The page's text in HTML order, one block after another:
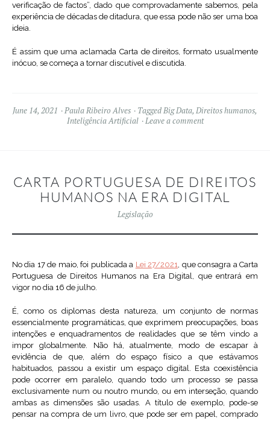
verificação de factos”, dado que comprovadamente sabemos, pela
experiência de décadas de ditadura, que essa pode não ser uma boa
ideia.
É assim que uma aclamada Carta de direitos, formato usualmente
inócuo, se começa a tornar discutível e discutida.
June 14, 2021 Paula Ribeiro Alves TaggedBig Data, Direitos humanos,
Inteligência Artificial
Leave a comment
CARTA PORTUGUESA DE DIREITOS
HUMANOS NA ERA DIGITAL
Legislação
No dia 17 de maio, foi publicada a Lei 27/2021, que consagra a Carta
Portuguesa de Direitos Humanos na Era Digital, que entrará em
vigor no dia 16 de julho.
É, como os diplomas desta natureza, um conjunto de normas
essencialmente programáticas, que exprimem preocupações, boas
intenções e enquadramentos de realidades que se têm vindo a
impor globalmente. Não há, atualmente, modo de escapar à
evidência de que, além do espaço físico a que estávamos
habituados, passou a existir um espaço digital. Esta coexistência
pode ocorrer em paralelo, quando todo um processo se passa
exclusivamente num ou noutro mundo, ou em interseção, quando
ambas as dimensões são usadas. A título de exemplo, pode-se
pensar na compra de um livro, que pode ser em papel, comprado